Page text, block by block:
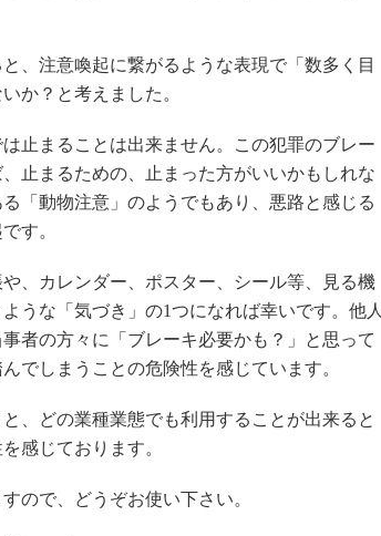
、注意喚起に繋がるような表現で「数多く目
か？と考えました。
止まることは出来ません。この犯罪のブレー
止まるための、止まった方がいいかもしれな
「動物注意」のようでもあり、悪路と感じる
す。
、カレンダー、ポスター、シール等、見る機
うな「気づき」の1つになれば幸いです。他人
者の方々に「ブレーキ必要かも？」と思って
でしまうことの危険性を感じています。
、どの業種業態でも利用することが出来ると
感じております。
ので、どうぞお使い下さい。